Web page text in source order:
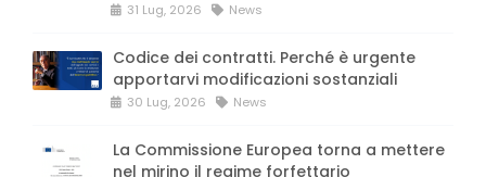
31 Lug, 2026 News
Codice dei contratti. Perché è urgente
apportarvi modificazioni sostanziali
30 Lug, 2026 News
La Commissione Europea torna a mettere
nel mirino il regime forfettario